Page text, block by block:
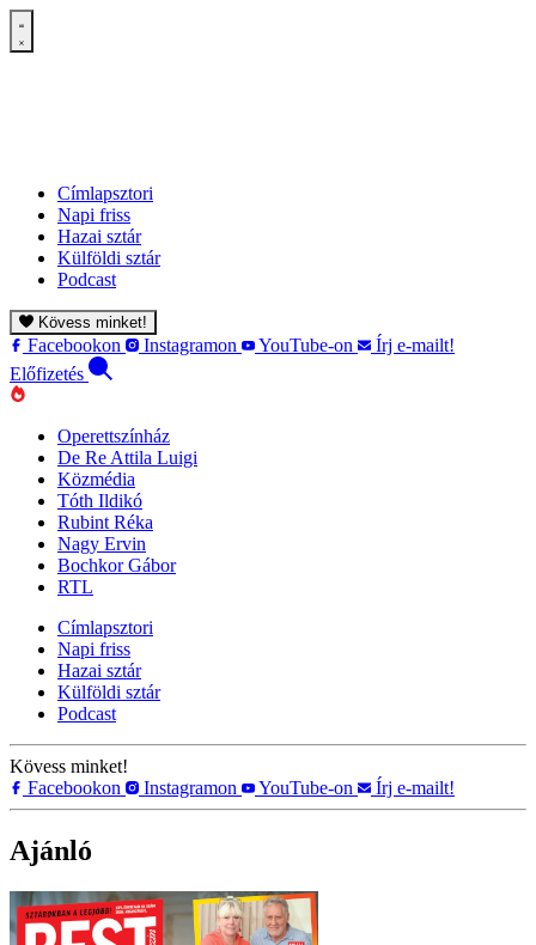
Címlapsztori
Napi friss
Hazai sztár
Külföldi sztár
Podcast
Kövess minket!
Facebookon Instagramon YouTube-on
Írj e-mailt!
Előfizetés
Operettszínház
De Re Attila Luigi
Közmédia
Tóth Ildikó
Rubint Réka
Nagy Ervin
Bochkor Gábor
RTL
Címlapsztori
Napi friss
Hazai sztár
Külföldi sztár
Podcast
Kövess minket!
Facebookon
Instagramon YouTube-on Írj e-mailt!
Ajánló